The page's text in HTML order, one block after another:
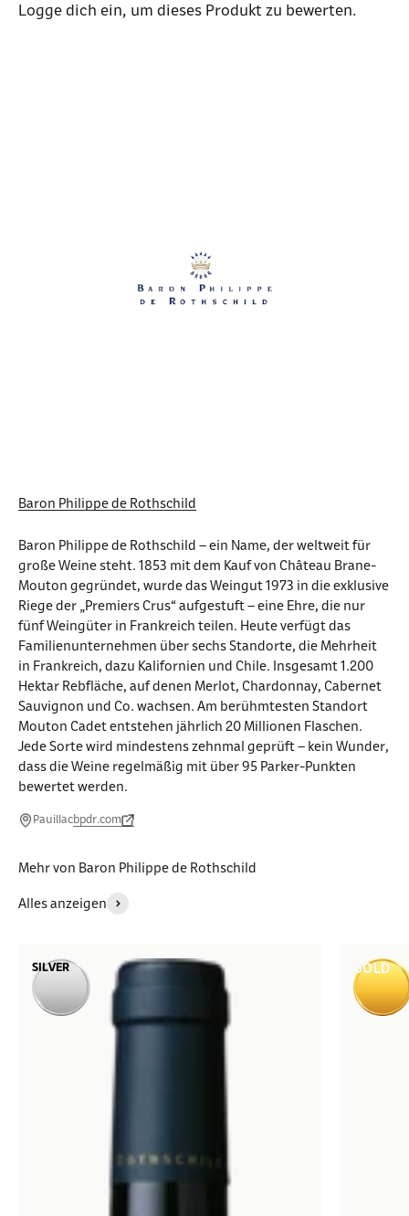
Logge dich ein, um dieses Produkt zu bewerten.
Baron Philippe de Rothschild
Baron Philippe de Rothschild – ein Name, der weltweit für
große Weine steht. 1853 mit dem Kauf von Château Brane-
Mouton gegründet, wurde das Weingut 1973 in die exklusive
Riege der „Premiers Crus“ aufgestuft – eine Ehre, die nur
fünf Weingüter in Frankreich teilen. Heute verfügt das
Familienunternehmen über sechs Standorte, die Mehrheit
in Frankreich, dazu Kalifornien und Chile. Insgesamt 1.200
Hektar Rebfläche, auf denen Merlot, Chardonnay, Cabernet
Sauvignon und Co. wachsen. Am berühmtesten Standort
Mouton Cadet entstehen jährlich 20 Millionen Flaschen.
Jede Sorte wird mindestens zehnmal geprüft – kein Wunder,
dass die Weine regelmäßig mit über 95 Parker-Punkten
bewertet werden.
Pauillacbpdr.com
Mehr von Baron Philippe de Rothschild
Alles anzeigen
SILVER GOLD